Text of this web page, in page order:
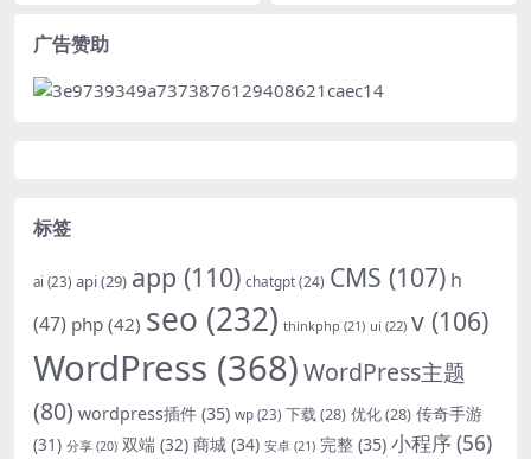
广告赞助
标签
ai (23) api(29) app (110) chatgpt(24) CMS (107) h
(47) php (42) seo (232) thinkphp (21) ui (22) v (106)
WordPress (368)WordPress主题
(80) wordpress插件 (35) wp (23) 下载(28) 优化(28) 传奇手游
(31) 分享 (20) 双端 (32) 商城 (34) 安卓 (21) 完整 (35) 小程序(56)